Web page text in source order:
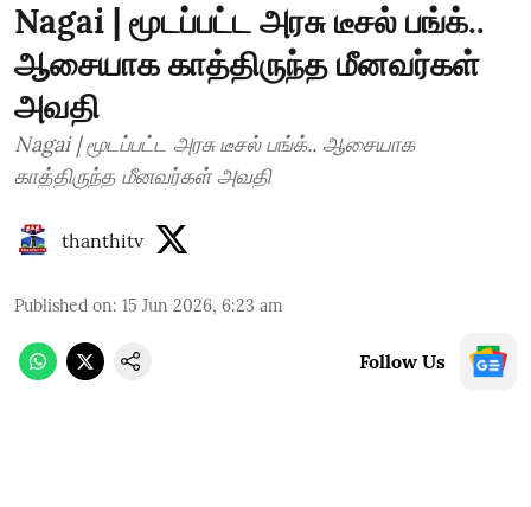
Nagai | மூடப்பட்ட அரசு டீசல் பங்க்..
ஆசையாக காத்திருந்த மீனவர்கள்
அவதி
Nagai | மூடப்பட்ட அரசு டீசல் பங்க்.. ஆசையாக
காத்திருந்த மீனவர்கள் அவதி
thanthitv
Published on: 15 Jun 2026, 6:23 am
Follow Us